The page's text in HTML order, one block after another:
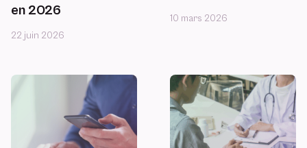
en 2026
22 juin 2026
10 mars 2026